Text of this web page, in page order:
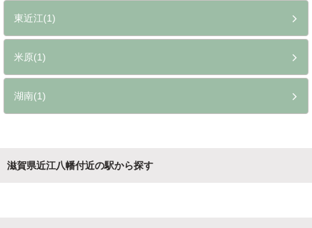
東近江(1)
米原(1)
湖南(1)
滋賀県近江八幡付近の駅から探す